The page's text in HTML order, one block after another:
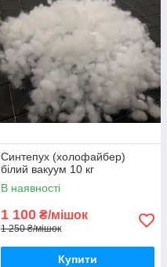
Синтепух (холофайбер)
білий вакуум 10 кг
В наявності
1 100 ₴/мішок
1 250 ₴/мішок
Купити